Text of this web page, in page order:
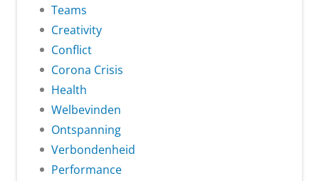
Teams
Creativity
Conflict
Corona Crisis
Health
Welbevinden
Ontspanning
Verbondenheid
Performance